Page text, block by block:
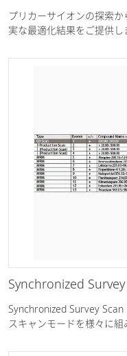
プリカーサイオンの探索
実な最適化結果をご提供し
Synchronized
Synchronized Survey Scan
スキャンモードを様々に組